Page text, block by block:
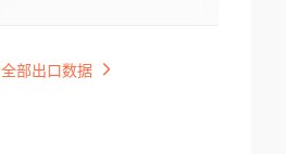
部出口数据